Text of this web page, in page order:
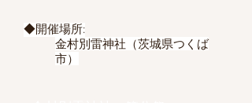
◆開催場所:
金村別雷神社（茨城県つくば
市）